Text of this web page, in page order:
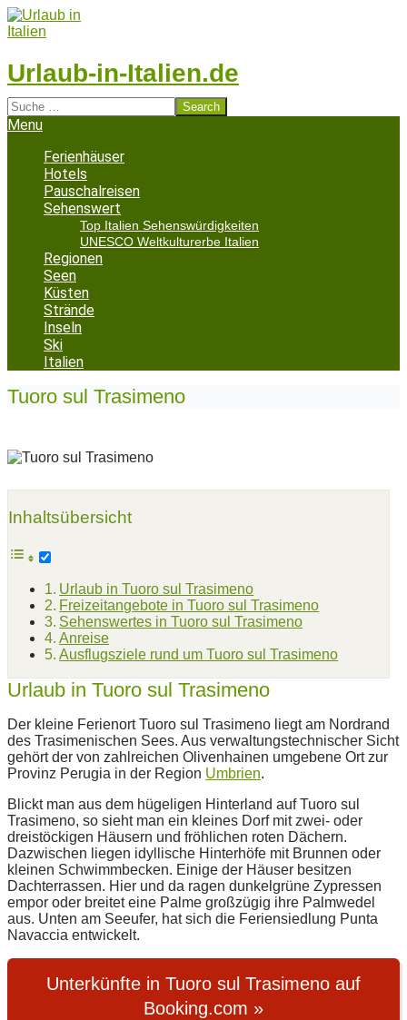
Skip
to
Urlaub-in-Italien.de
Search
Secondary
Menu
Ferienhäuser
Hotels
Pauschalreisen
Sehenswert
Top Italien Sehenswürdigkeiten
UNESCO Weltkulturerbe Italien
Regionen
Seen
Küsten
Strände
Inseln
Ski
Italien
Tuoro sul Trasimeno
Inhaltsübersicht
Urlaub in Tuoro sul Trasimeno
Freizeitangebote in Tuoro sul Trasimeno
Sehenswertes in Tuoro sul Trasimeno
Anreise
Ausflugsziele rund um Tuoro sul Trasimeno
Urlaub in Tuoro sul Trasimeno
Der kleine Ferienort Tuoro sul Trasimeno liegt am Nordrand
des Trasimenischen Sees. Aus verwaltungstechnischer Sicht
gehört der von zahlreichen Olivenhainen umgebene Ort zur
Provinz Perugia in der Region Umbrien.
Blickt man aus dem hügeligen Hinterland auf Tuoro sul
Trasimeno, so sieht man ein kleines Dorf mit zwei- oder
dreistöckigen Häusern und fröhlichen roten Dächern.
Dazwischen liegen idyllische Hinterhöfe mit Brunnen oder
kleinen Schwimmbecken. Einige der Häuser besitzen
Dachterrassen. Hier und da ragen dunkelgrüne Zypressen
empor oder breitet eine Palme großzügig ihre Palmwedel
aus. Unten am Seeufer, hat sich die Feriensiedlung Punta
Navaccia entwickelt.
Unterkünfte in Tuoro sul Trasimeno auf
Booking.com »